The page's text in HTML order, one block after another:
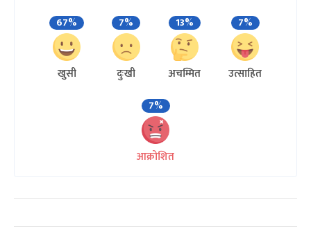
67%
खुसी
7%
दुःखी
13%
अचम्मित
7%
उत्साहित
7%
आक्रोशित